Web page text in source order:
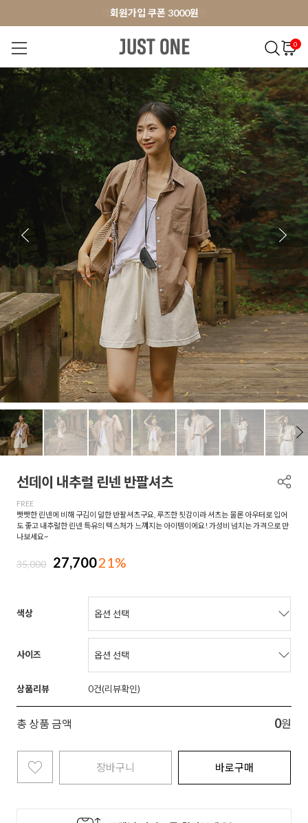
앱 다운로드 10% 할인쿠폰
회원가입 쿠폰 3000원
앱 다운로드 10% 할인쿠폰
0
NEW 7% BEST 오늘출발 MADE . J 상의 팬츠 아
선데이 내추럴 린넨 반팔셔츠
FREE
빳빳한 린넨에 비해 구김이 덜한 반팔셔츠구요, 루즈한 핏감이라 셔츠는 물론 아우터로 입어
도 좋고 내추럴한 린넨 특유의 텍스처가 느껴지는 아이템이에요! 가성비 넘치는 가격으로 만
나보세요~
35,000 27,70021%
색상
사이즈
상품리뷰 0
총 상품 금액 0원
장바구니 바로구매